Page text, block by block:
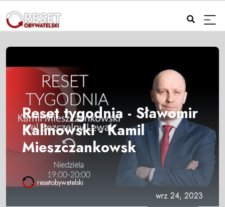
Reset tygodnia - Sławomir
Kalinowski - Kamil
Mieszczankowsk
resetobywatelski
wrz 24, 2023